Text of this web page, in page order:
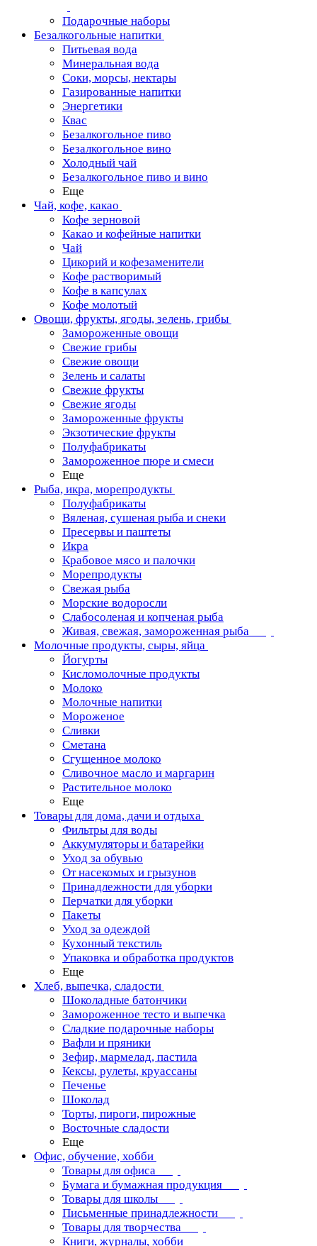
Подарочные наборы
Безалкогольные напитки
Питьевая вода
Минеральная вода
Соки, морсы, нектары
Газированные напитки
Энергетики
Квас
Безалкогольное пиво
Безалкогольное вино
Холодный чай
Безалкогольное пиво и вино
Еще
Чай, кофе, какао
Кофе зерновой
Какао и кофейные напитки
Чай
Цикорий и кофезаменители
Кофе растворимый
Кофе в капсулах
Кофе молотый
Овощи, фрукты, ягоды, зелень, грибы
Замороженные овощи
Свежие грибы
Свежие овощи
Зелень и салаты
Свежие фрукты
Свежие ягоды
Замороженные фрукты
Экзотические фрукты
Полуфабрикаты
Замороженное пюре и смеси
Еще
Рыба, икра, морепродукты
Полуфабрикаты
Вяленая, сушеная рыба и снеки
Пресервы и паштеты
Икра
Крабовое мясо и палочки
Морепродукты
Свежая рыба
Морские водоросли
Слабосоленая и копченая рыба
Живая, свежая, замороженная рыба
Молочные продукты, сыры, яйца
Йогурты
Кисломолочные продукты
Молоко
Молочные напитки
Мороженое
Сливки
Сметана
Сгущенное молоко
Сливочное масло и маргарин
Растительное молоко
Еще
Товары для дома, дачи и отдыха
Фильтры для воды
Аккумуляторы и батарейки
Уход за обувью
От насекомых и грызунов
Принадлежности для уборки
Перчатки для уборки
Пакеты
Уход за одеждой
Кухонный текстиль
Упаковка и обработка продуктов
Еще
Хлеб, выпечка, сладости
Шоколадные батончики
Замороженное тесто и выпечка
Сладкие подарочные наборы
Вафли и пряники
Зефир, мармелад, пастила
Кексы, рулеты, круассаны
Печенье
Шоколад
Торты, пироги, пирожные
Восточные сладости
Еще
Офис, обучение, хобби
Товары для офиса
Бумага и бумажная продукция
Товары для школы
Письменные принадлежности
Товары для творчества
Книги, журналы, хобби